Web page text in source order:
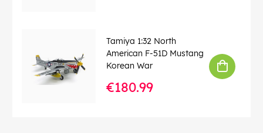
Tamiya 1:32 North
American F-51D Mustang
Korean War
€180.99